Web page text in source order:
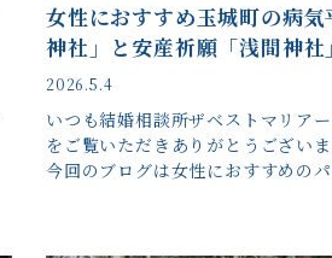
女性におすすめ玉城町の病
神社」と安産祈願「浅間神社」
2026.5.4
いつも結婚相談所ザベストマリア
をご覧いただきありがとうござい
今回のブログは女性におすすめの